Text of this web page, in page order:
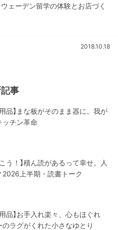
ェーデン留学の体験とお店づく
2018.10.18
事
品】まな板がそのまま器に。我が
ッチン革命
う！】積ん読があるって幸せ。人
2026上半期・読書トーク
品】お手入れ楽々、心もほぐれ
のラグがくれた小さなゆとり